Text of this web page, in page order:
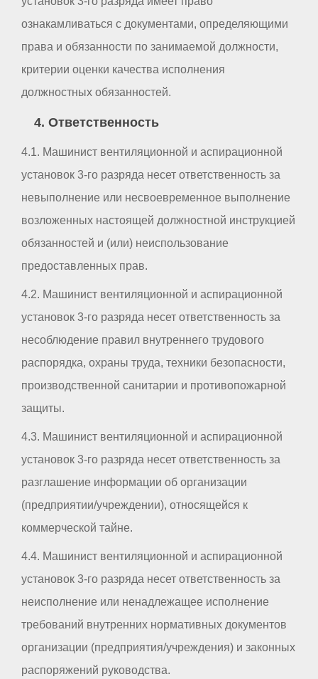
ознакамливаться с документами, определяющими
права и обязанности по занимаемой должности,
критерии оценки качества исполнения
должностных обязанностей.
4. Ответственность
4.1. Машинист вентиляционной и аспирационной
установок 3-го разряда несет ответственность за
невыполнение или несвоевременное выполнение
возложенных настоящей должностной инструкцией
обязанностей и (или) неиспользование
предоставленных прав.
4.2. Машинист вентиляционной и аспирационной
установок 3-го разряда несет ответственность за
несоблюдение правил внутреннего трудового
распорядка, охраны труда, техники безопасности,
производственной санитарии и противопожарной
защиты.
4.3. Машинист вентиляционной и аспирационной
установок 3-го разряда несет ответственность за
разглашение информации об организации
(предприятии/учреждении), относящейся к
коммерческой тайне.
4.4. Машинист вентиляционной и аспирационной
установок 3-го разряда несет ответственность за
неисполнение или ненадлежащее исполнение
требований внутренних нормативных документов
организации (предприятия/учреждения) и законных
распоряжений руководства.